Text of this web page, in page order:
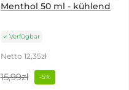
Menthol 50 ml - kühlend
Verfügbar
Netto 12,35zł
15,99zł -5%